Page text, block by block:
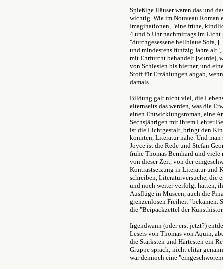
Spießige Häuser waren das und
wichtig. Wie im Nouveau Roman
Imaginationen, "eine frühe,
4 und 5 Uhr nachmittags im Licht
"durchgesessene hellblaue Sofa,
und mindestens fünfzig Jahre
mit Ehrfurcht behandelt [wurde],
von Schlesien bis hierher, und
Stoff für Erzählungen abgab,
damals.
Bildung galt nicht viel, die
elternseits das werden, was die
einen Entwicklungsroman, eine
Sechsjährigen mit ihrem Lehrer
ist die Lichtgestalt, bringt den
konnten, Literatur nahe. Und man
Joyce ist die Rede und Stefan
frühe Thomas Bernhard und viele
von dieser Zeit, von der
Kontrastsetzung in Literatur und
schreiben, Literaturversuche, die
und noch weiter verfolgt hatten,
Ausflüge in Museen, auch die
grenzenlosen Freiheit" bekamen.
die "Beipackzettel der
Irgendwann (oder erst jetzt?)
Lesers von Thomas von Aquin,
die Stärksten und Härtesten ein
Gruppe sprach; nicht elitär
war dennoch eine